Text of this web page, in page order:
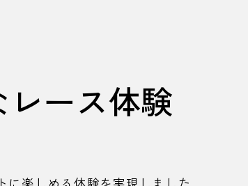
レース体験